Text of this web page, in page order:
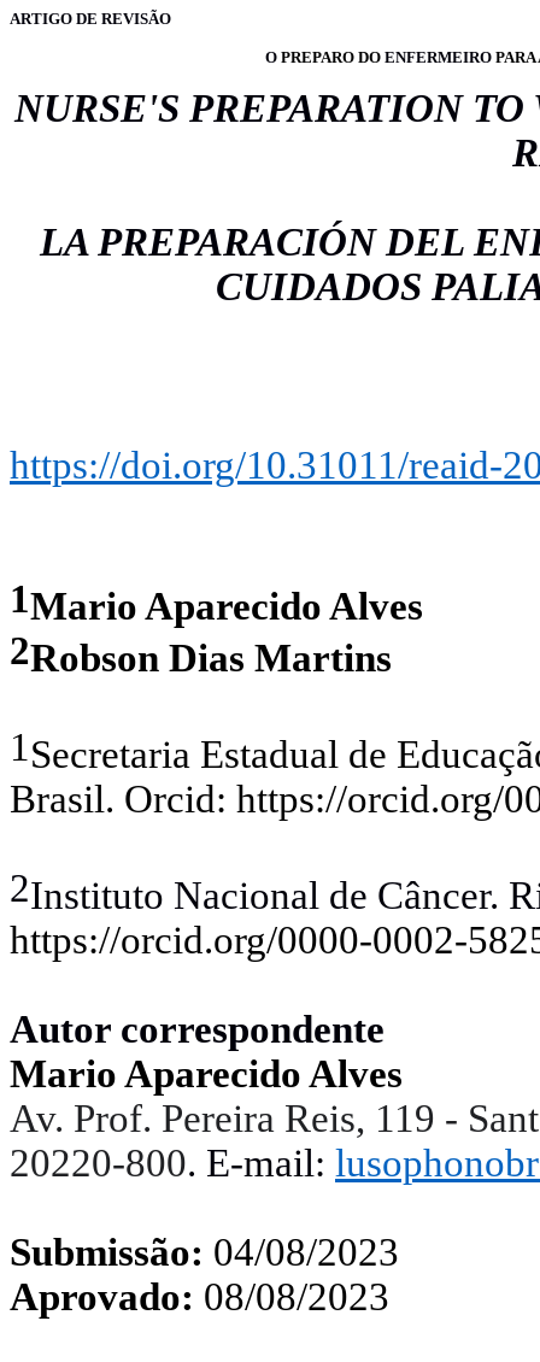
ARTIGO DE REVISÃO
O PREPARO DO ENFERMEIRO
NURSE'S PREPARATION
LA PREPARACIÓN DEL
CUIDADOS
https://doi.org/10.31011/reaid-
1Mario Aparecido Alves
2Robson Dias Martins
1Secretaria Estadual de
Brasil. Orcid: https://orcid.org/
2Instituto Nacional de Câncer.
https://orcid.org/0000-0002-
Autor correspondente
Mario Aparecido Alves
Av. Prof. Pereira Reis, 119 -
20220-800. E-mail:
Submissão: 04/08/2023
Aprovado: 08/08/2023